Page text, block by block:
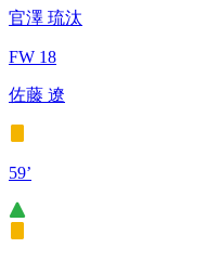
官澤 琉汰
FW 18
佐藤 遼
59’